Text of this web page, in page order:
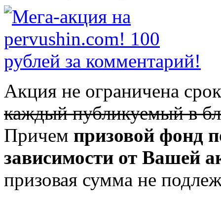
Акция не ограничена
каждый публикуемый в
Причем призовой фонд
зависимости от Вашей
призовая сумма не